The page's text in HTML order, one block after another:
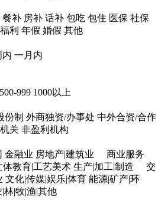
餐补 房补 话补 包吃 包住 医保 社保
利 年假 婚假 其他
内 一月内
500-999 1000以上
份制 外商独资/办事处 中外合资/合作
关 非盈利机构
金融业 房地产|建筑业
商业服务
体教育|工艺美术 生产|加工|制造
交
文化|传媒|娱乐|体育 能源|矿产|环
|林|牧|渔|其他